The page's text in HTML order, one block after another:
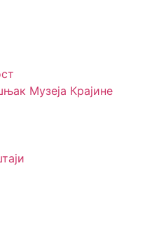
Музеја Крајине